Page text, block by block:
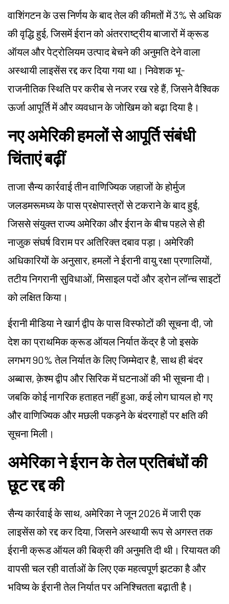
वाशिंगटन के उस निर्णय के बाद तेल की कीमतों में 3% से अधिक
की वृद्धि हुई, जिसमें ईरान को अंतरराष्ट्रीय बाजारों में क्रूड
ऑयल और पेट्रोलियम उत्पाद बेचने की अनुमति देने वाला
अस्थायी लाइसेंस रद्द कर दिया गया था। निवेशक भू-
राजनीतिक स्थिति पर करीब से नजर रख रहे हैं, जिसने वैश्विक
ऊर्जा आपूर्ति में और व्यवधान के जोखिम को बढ़ा दिया है।
नए अमेरिकी हमलों से आपूर्ति संबंधी
चिंताएं बढ़ीं
ताजा सैन्य कार्रवाई तीन वाणिज्यिक जहाजों के होर्मुज
जलडमरूमध्य के पास प्रक्षेपास्त्रों से टकराने के बाद हुई,
जिससे संयुक्त राज्य अमेरिका और ईरान के बीच पहले से ही
नाजुक संघर्ष विराम पर अतिरिक्त दबाव पड़ा। अमेरिकी
अधिकारियों के अनुसार, हमलों ने ईरानी वायु रक्षा प्रणालियों,
तटीय निगरानी सुविधाओं, मिसाइल पदों और ड्रोन लॉन्च साइटों
को लक्षित किया।
ईरानी मीडिया ने खार्ग द्वीप के पास विस्फोटों की सूचना दी, जो
देश का प्राथमिक क्रूड ऑयल निर्यात केंद्र है जो इसके
लगभग 90% तेल निर्यात के लिए जिम्मेदार है, साथ ही बंदर
अब्बास, क़ेश्म द्वीप और सिरिक में घटनाओं की भी सूचना दी।
जबकि कोई नागरिक हताहत नहीं हुआ, कई लोग घायल हो गए
और वाणिज्यिक और मछली पकड़ने के बंदरगाहों पर क्षति की
सूचना मिली।
अमेरिका ने ईरान के तेल प्रतिबंधों की
छूट रद्द की
सैन्य कार्रवाई के साथ, अमेरिका ने जून 2026 में जारी एक
लाइसेंस को रद्द कर दिया, जिसने अस्थायी रूप से अगस्त तक
ईरानी क्रूड ऑयल की बिक्री की अनुमति दी थी। रियायत की
वापसी चल रही वार्ताओं के लिए एक महत्वपूर्ण झटका है और
भविष्य के ईरानी तेल निर्यात पर अनिश्चितता बढ़ाती है।